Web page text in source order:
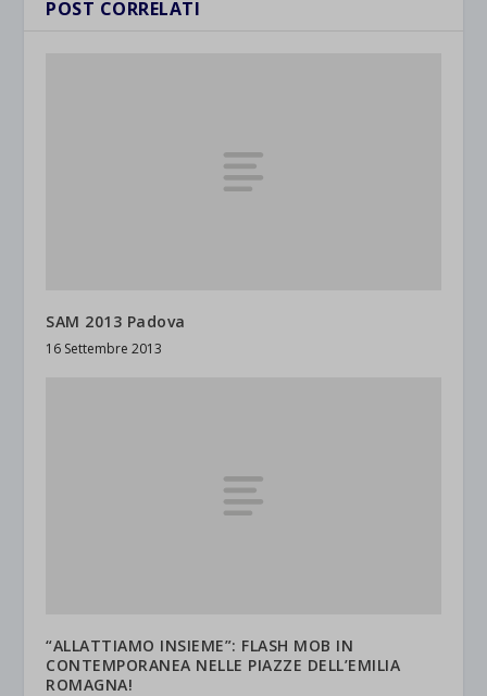
POST CORRELATI
SAM 2013 Padova
16 Settembre 2013
“ALLATTIAMO INSIEME”: FLASH MOB IN
CONTEMPORANEA NELLE PIAZZE DELL’EMILIA
ROMAGNA!